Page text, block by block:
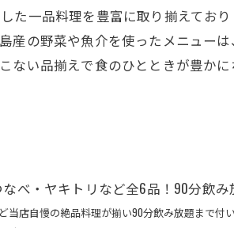
た一品料理を豊富に取り揃えてお
産の野菜や魚介を使ったメニュー
ない品揃えで食のひとときが豊かに
なべ・ヤキトリなど全6品！90分飲
当店自慢の絶品料理が揃い90分飲み放題まで